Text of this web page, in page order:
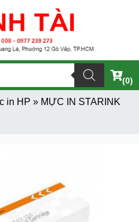
(0)
in HP » MỰC IN STARINK